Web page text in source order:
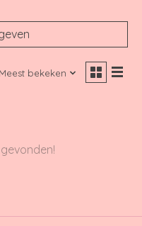
Meest bekeken